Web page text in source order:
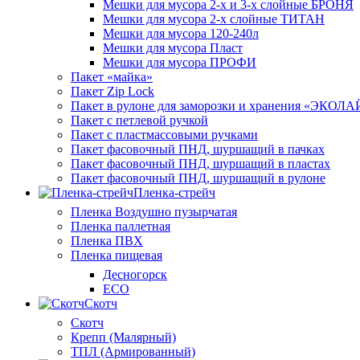
Мешки для мусора 2-х и 3-х слойные БРОНЯ
Мешки для мусора 2-х слойные ТИТАН
Мешки для мусора 120-240л
Мешки для мусора Пласт
Мешки для мусора ПРОФИ
Пакет «майка»
Пакет Zip Lock
Пакет в рулоне для заморозки и хранения
Пакет с петлевой ручкой
Пакет с пластмассовыми ручками
Пакет фасовочный ПНД, шуршащий в пачках
Пакет фасовочный ПНД, шуршащий в пластах
Пакет фасовочный ПНД, шуршащий в рулоне
Пленка-стрейч
Пленка Воздушно пузырчатая
Пленка паллетная
Пленка ПВХ
Пленка пищевая
Десногорск
ECO
Скотч
Скотч
Крепп (Малярный)
ТПЛ (Армированный)